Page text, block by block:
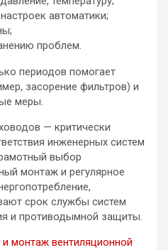
автоматики;
проблем.
периодов помогает
засорение фильтров) и
меры.
— критически
инженерных систем
выбор
монтаж и регулярное
срок службы систем
и противодымной защиты.
монтаж вентиляционной